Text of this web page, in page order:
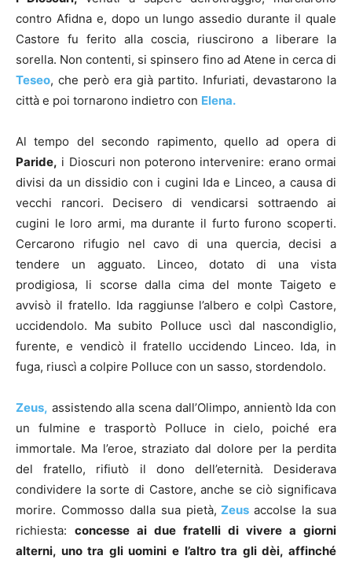
contro Afidna e, dopo un lungo assedio durante il quale
Castore fu ferito alla coscia, riuscirono a liberare la
sorella. Non contenti, si spinsero fino ad Atene in cerca di
Teseo, che però era già partito. Infuriati, devastarono la
città e poi tornarono indietro con Elena.
Al tempo del secondo rapimento, quello ad opera di
Paride, i Dioscuri non poterono intervenire: erano ormai
divisi da un dissidio con i cugini Ida e Linceo, a causa di
vecchi rancori. Decisero di vendicarsi sottraendo ai
cugini le loro armi, ma durante il furto furono scoperti.
Cercarono rifugio nel cavo di una quercia, decisi a
tendere un agguato. Linceo, dotato di una vista
prodigiosa, li scorse dalla cima del monte Taigeto e
avvisò il fratello. Ida raggiunse l’albero e colpì Castore,
uccidendolo. Ma subito Polluce uscì dal nascondiglio,
furente, e vendicò il fratello uccidendo Linceo. Ida, in
fuga, riuscì a colpire Polluce con un sasso, stordendolo.
Zeus, assistendo alla scena dall’Olimpo, annientò Ida con
un fulmine e trasportò Polluce in cielo, poiché era
immortale. Ma l’eroe, straziato dal dolore per la perdita
del fratello, rifiutò il dono dell’eternità. Desiderava
condividere la sorte di Castore, anche se ciò significava
morire. Commosso dalla sua pietà, Zeus accolse la sua
richiesta: concesse ai due fratelli di vivere a giorni
alterni, uno tra gli uomini e l’altro tra gli dèi, affinché